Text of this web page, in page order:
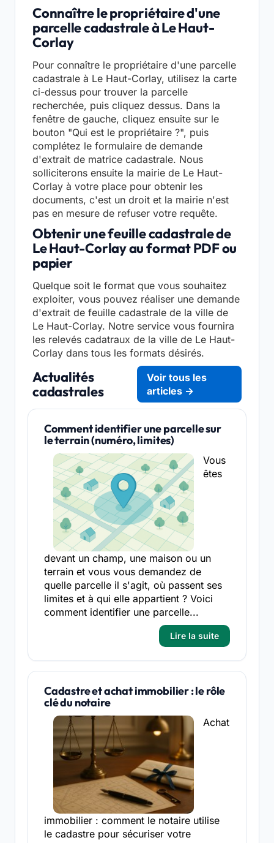
Connaître le propriétaire d'une
parcelle cadastrale à Le Haut-
Corlay
Pour connaître le propriétaire d'une parcelle
cadastrale à Le Haut-Corlay, utilisez la carte
ci-dessus pour trouver la parcelle
recherchée, puis cliquez dessus. Dans la
fenêtre de gauche, cliquez ensuite sur le
bouton "Qui est le propriétaire ?", puis
complétez le formulaire de demande
d'extrait de matrice cadastrale. Nous
solliciterons ensuite la mairie de Le Haut-
Corlay à votre place pour obtenir les
documents, c'est un droit et la mairie n'est
pas en mesure de refuser votre requête.
Obtenir une feuille cadastrale de
Le Haut-Corlay au format PDF ou
papier
Quelque soit le format que vous souhaitez
exploiter, vous pouvez réaliser une demande
d'extrait de feuille cadastrale de la ville de
Le Haut-Corlay. Notre service vous fournira
les relevés cadatraux de la ville de Le Haut-
Corlay dans tous les formats désirés.
Actualités
cadastrales
Voir tous les
articles →
Comment identifier une parcelle sur
le terrain (numéro, limites)
Vous
êtes
devant un champ, une maison ou un
terrain et vous vous demandez de
quelle parcelle il s'agit, où passent ses
limites et à qui elle appartient ? Voici
comment identifier une parcelle...
Lire la suite
Cadastre et achat immobilier : le rôle
clé du notaire
Achat
immobilier : comment le notaire utilise
le cadastre pour sécuriser votre